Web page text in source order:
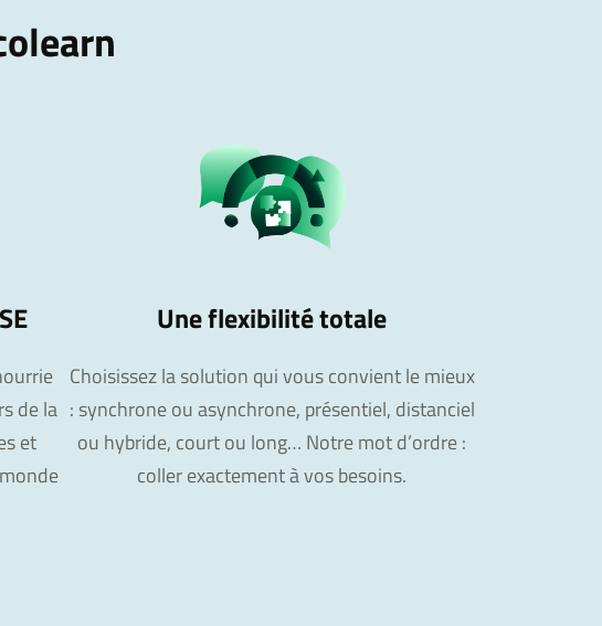
de la
et
Une flexibilité totale
Choisissez la solution qui vous convient le mieux
: synchrone ou asynchrone, présentiel, distanciel
ou hybride, court ou long… Notre mot d’ordre :
coller exactement à vos besoins.